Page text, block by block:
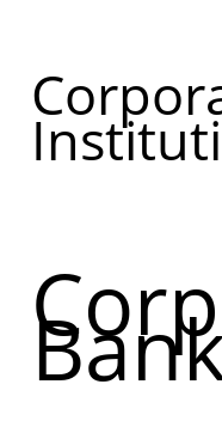
Read
more
about